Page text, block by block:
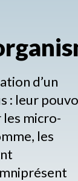
d’un
: leur
micro-
les